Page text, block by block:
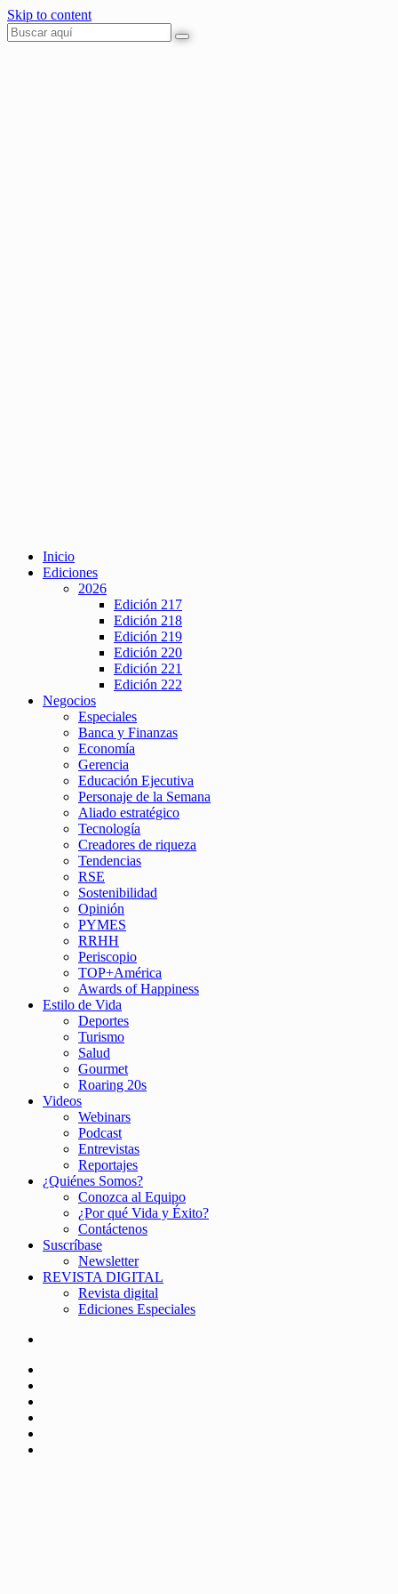
Skip to content
Inicio
Ediciones
2026
Edición 217
Edición 218
Edición 219
Edición 220
Edición 221
Edición 222
Negocios
Especiales
Banca y Finanzas
Economía
Gerencia
Educación Ejecutiva
Personaje de la Semana
Aliado estratégico
Tecnología
Creadores de riqueza
Tendencias
RSE
Sostenibilidad
Opinión
PYMES
RRHH
Periscopio
TOP+América
Awards of Happiness
Estilo de Vida
Deportes
Turismo
Salud
Gourmet
Roaring 20s
Videos
Webinars
Podcast
Entrevistas
Reportajes
¿Quiénes Somos?
Conozca al Equipo
¿Por qué Vida y Éxito?
Contáctenos
Suscríbase
Newsletter
REVISTA DIGITAL
Revista digital
Ediciones Especiales